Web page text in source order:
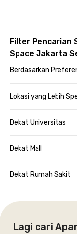
Filter Pencarian
Space Jakarta
Berdasarkan
Lokasi yang Lebih
Dekat Universitas
Dekat Mall
Dekat Rumah Sakit
Lagi cari